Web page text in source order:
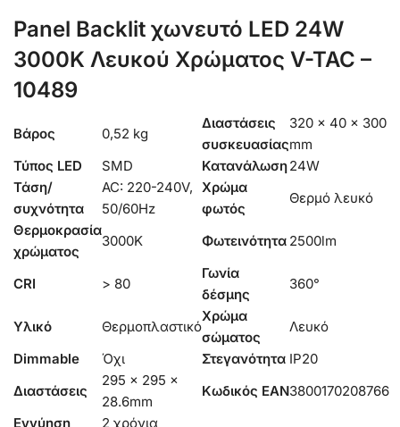
Panel Backlit χωνευτό LED 24W
3000K Λευκού Χρώματος V-TAC –
10489
Βάρος 0,52 kg
Διαστάσεις
συσκευασίας
320 × 40 × 300
mm
Τύπος LED
SMD Κατανάλωση24W
Τάση/
συχνότητα
AC: 220-240V,
50/60Hz
Χρώμα
φωτός
Θερμό λευκό
Θερμοκρασία
χρώματος
3000K Φωτεινότητα 2500lm
CRI > 80
Γωνία
δέσμης
360°
Υλικό Θερμοπλαστικό
Χρώμα
σώματος
Λευκό
Dimmable
Όχι Στεγανότητα IP20
Διαστάσεις
295 x 295 x
28.6mm
Κωδικός EAN3800170208766
Εγγύηση
2 χρόνια